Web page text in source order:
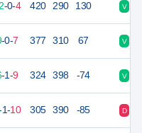
-0-4 420 290 130 V
-0-7 377 310 67 V
-1-9 324 398 -74 V
1-10 305 390 -85 D